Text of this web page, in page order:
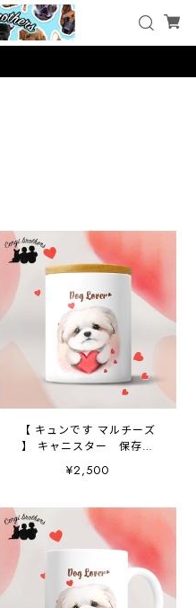
【 キュンです マルチーズ
】 キャニスター 保存容
犬 ペット うちの子 犬
¥2,500